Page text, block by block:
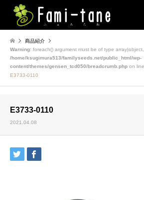
商品紹介
Warning: foreach() argument must be of type
/home/ksugimura513/familyseeds.net/public_html/wp-
content/themes/gensen_tcd050/breadcrumb.php on line
E3733-0110
E3733-0110
2021.04.08